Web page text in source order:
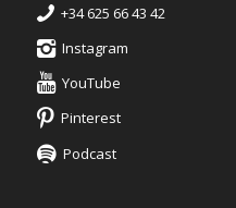
+34 625 66 43 42
Instagram
YouTube
Pinterest
Podcast